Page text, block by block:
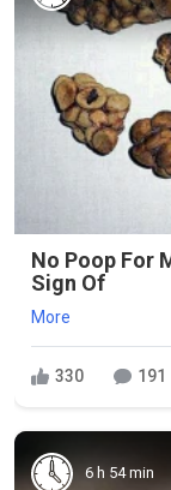
No Poop For
Sign Of
More
330 191
6 h 54 min